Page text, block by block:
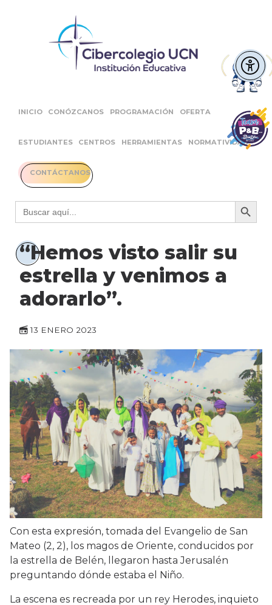
INICIO CONÓZCANOS PROGRAMACIÓN OFERTA
ESTUDIANTES CENTROS HERRAMIENTAS NORMATIVIDAD
CONTÁCTANOS
Buscar: Botón
“Hemos visto salir su
estrella y venimos a
adorarlo”.
13 ENERO 2023
Con esta expresión, tomada del Evangelio de San
Mateo (2, 2), los magos de Oriente, conducidos por
la estrella de Belén, llegaron hasta Jerusalén
preguntando dónde estaba el Niño.
La escena es recreada por un rey Herodes, inquieto